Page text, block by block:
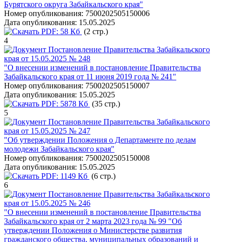
Бурятского округа Забайкальского края"
Номер опубликования: 7500202505150006
Дата опубликования: 15.05.2025
PDF: 58 Кб (2 стр.)
4
Постановление Правительства Забайкальского
края от 15.05.2025 № 248
"О внесении изменений в постановление Правительства
Забайкальского края от 11 июня 2019 года № 241"
Номер опубликования: 7500202505150007
Дата опубликования: 15.05.2025
PDF: 5878 Кб (35 стр.)
5
Постановление Правительства Забайкальского
края от 15.05.2025 № 247
"Об утверждении Положения о Департаменте по делам
молодежи Забайкальского края"
Номер опубликования: 7500202505150008
Дата опубликования: 15.05.2025
PDF: 1149 Кб (6 стр.)
6
Постановление Правительства Забайкальского
края от 15.05.2025 № 246
"О внесении изменений в постановление Правительства
Забайкальского края от 2 марта 2023 года № 99 "Об
утверждении Положения о Министерстве развития
гражданского общества, муниципальных образований и